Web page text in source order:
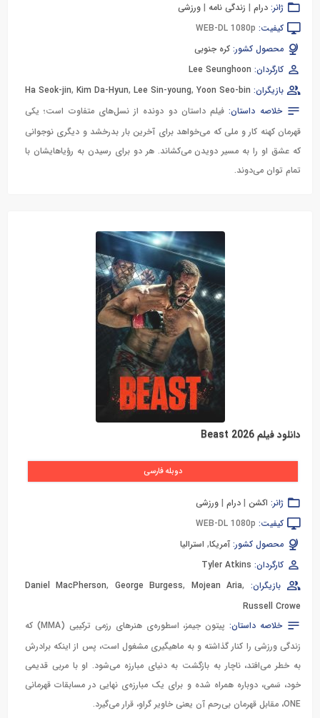
ژانر: درام | زندگی نامه | ورزشی
کیفیت: WEB-DL 1080p
محصول کشور: کره جنوبی
کارگردان: Lee Seunghoon
بازیگران:
Ha Seok-jin, Kim Da-Hyun, Lee Sin-young, Yoon Seo-bin
خلاصه داستان: فیلم داستان دو دونده از نسل‌های متفاوت است؛ یکی
قهرمان کهنه کار و ملی که می‌خواهد برای آخرین بار بدرخشد و دیگری نوجوانی
که عشق او را به مسیر دویدن می‌کشاند. هر دو برای رسیدن به رؤیاهایشان با
تمام توان می‌دوند.
دانلود فیلم Beast 2026
دوبله فارسی
ژانر: اکشن | درام | ورزشی
کیفیت: WEB-DL 1080p
محصول کشور: آمریکا, استرالیا
کارگردان: Tyler Atkins
بازیگران:
Daniel MacPherson, George Burgess, Mojean Aria,
Russell Crowe
خلاصه داستان:
پیتون جیمز، اسطوره‌ی هنرهای رزمی ترکیبی (MMA) که
زندگی ورزشی را کنار گذاشته و به ماهیگیری مشغول است، پس از اینکه برادرش
به خطر می‌افتد، ناچار به بازگشت به دنیای مبارزه می‌شود. او با مربی قدیمی
خود، سَمی، دوباره همراه شده و برای یک مبارزه‌ی نهایی در مسابقات قهرمانی
ONE، مقابل قهرمان بی‌رحم آن یعنی خاویر گراو، قرار می‌گیرد.